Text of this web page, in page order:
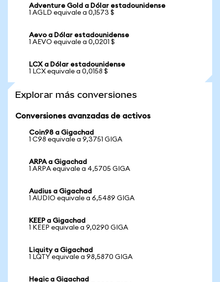
Adventure Gold a Dólar estadounidense
1 AGLD equivale a 0,1573 $
Aevo a Dólar estadounidense
1 AEVO equivale a 0,0201 $
LCX a Dólar estadounidense
1 LCX equivale a 0,0158 $
Explorar más conversiones
Conversiones avanzadas de activos
Coin98 a Gigachad
1 C98 equivale a 9,3751 GIGA
ARPA a Gigachad
1 ARPA equivale a 4,5705 GIGA
Audius a Gigachad
1 AUDIO equivale a 6,5489 GIGA
KEEP a Gigachad
1 KEEP equivale a 9,0290 GIGA
Liquity a Gigachad
1 LQTY equivale a 98,5870 GIGA
Hegic a Gigachad